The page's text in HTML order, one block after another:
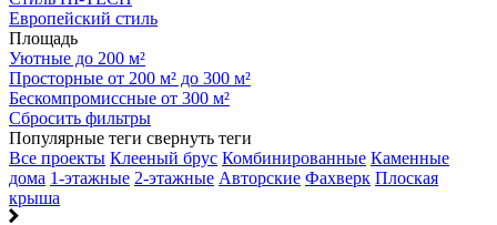
Европейский стиль
Площадь
Уютные до 200 м²
Просторные от 200 м² до 300 м²
Бескомпромиссные от 300 м²
Сбросить фильтры
Популярные теги свернуть теги
Все проекты Клееный брус Комбинированные Каменные
дома 1-этажные 2-этажные Авторские Фахверк Плоская
крыша